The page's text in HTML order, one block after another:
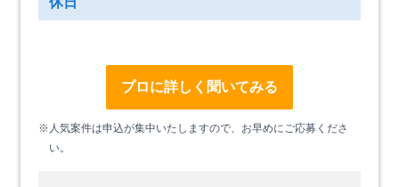
プロに詳しく聞いてみる
※人気案件は申込が集中いたしますので、お早めにご応募くださ
い。